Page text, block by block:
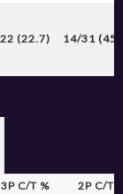
(22.7)
14/31
3P C/T %
2P C/T